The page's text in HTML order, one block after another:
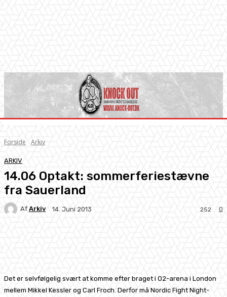
Forside Arkiv
ARKIV
14.06 Optakt: sommerferiestævne
fra Sauerland
Af Arkiv 14. Juni 2013 0
252
Det er selvfølgelig svært at komme efter braget i O2-arena i London
mellem Mikkel Kessler og Carl Froch. Derfor må Nordic Fight Night-